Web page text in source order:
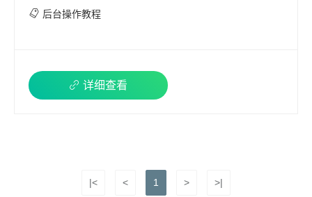
后台操作教程
详细查看
|< < 1 > >|